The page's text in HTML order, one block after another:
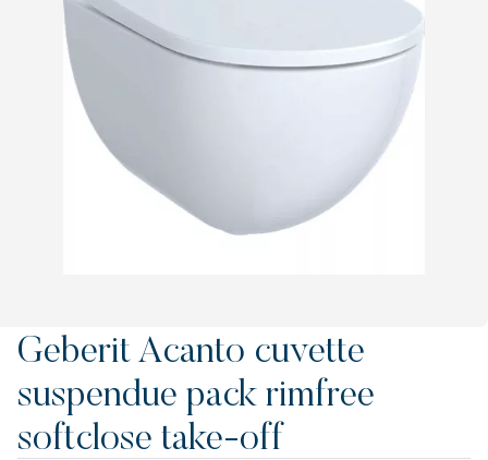
Geberit Acanto cuvette
suspendue pack rimfree
softclose take-off